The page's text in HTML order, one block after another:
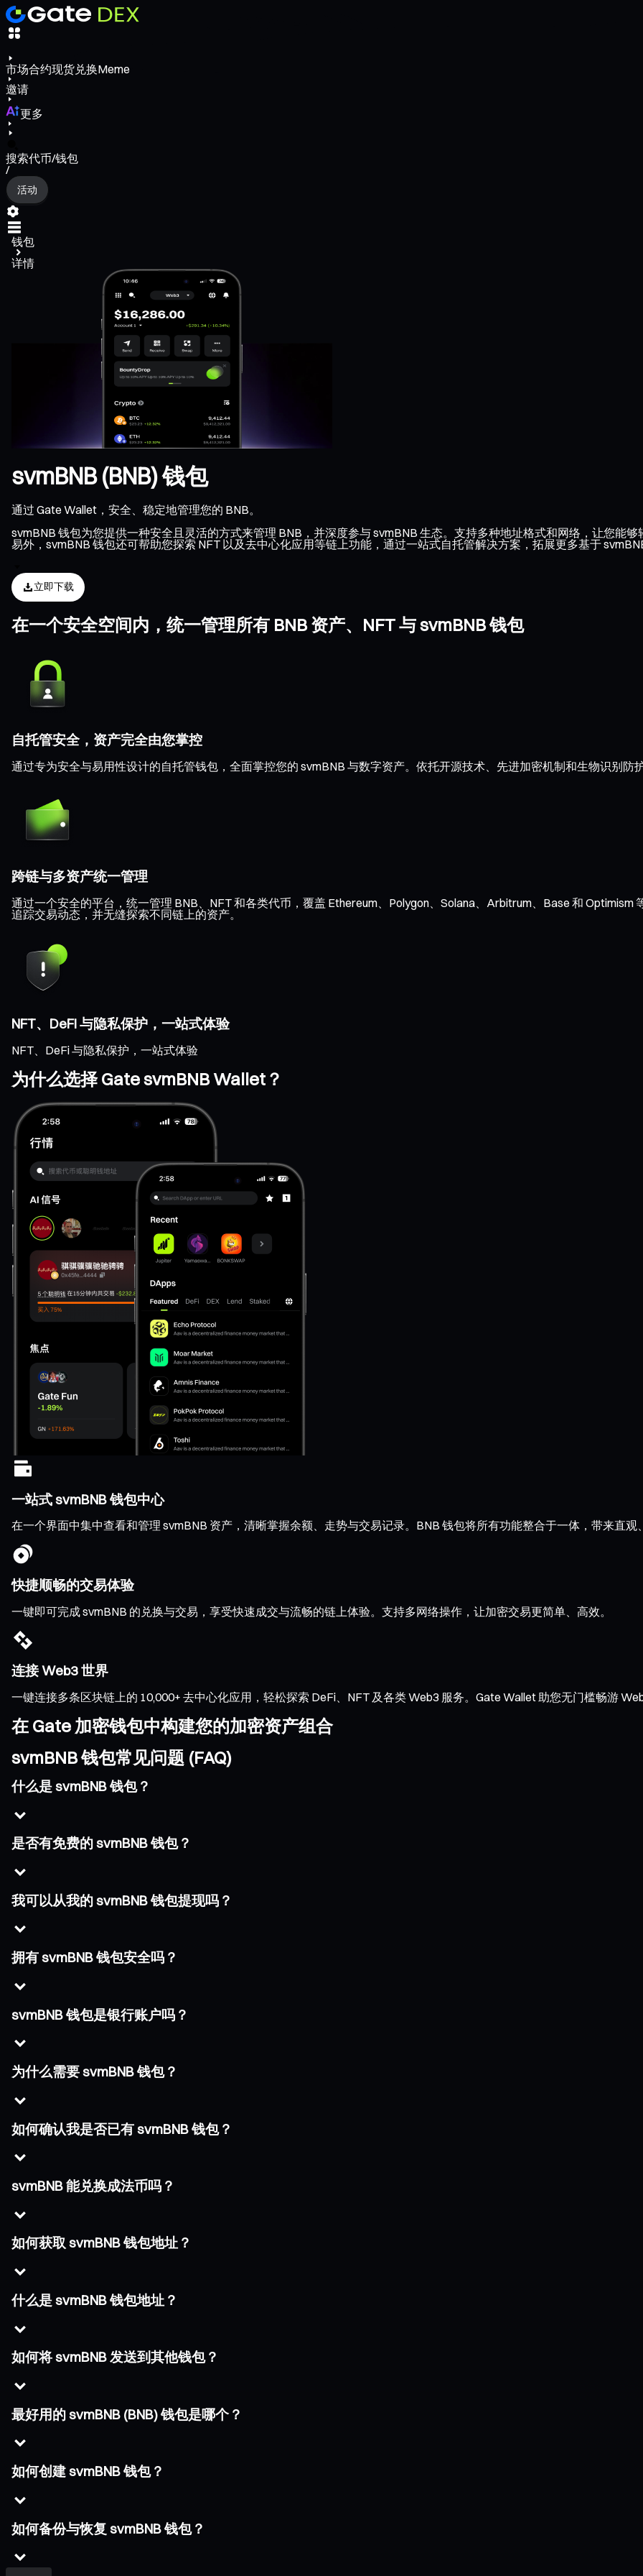
市场合约现货兑换Meme
邀请
更多
搜索代币/钱包
/
活动
钱包
详情
svmBNB (BNB) 钱包
通过 Gate Wallet，安全、稳定地管理您的 BNB。
svmBNB 钱包为您提供一种安全且灵活的方式来管理 BNB，并深度参与 svmBNB 生态。支持多种地址格式和网络，让您能
易外，svmBNB 钱包还可帮助您探索 NFT 以及去中心化应用等链上功能，通过一站式自托管解决方案，拓展更多基于
立即下载
在一个安全空间内，统一管理所有 BNB 资产、NFT 与 svmBNB 钱包
自托管安全，资产完全由您掌控
通过专为安全与易用性设计的自托管钱包，全面掌控您的 svmBNB 与数字资产。依托开源技术、先进加密机制和生物识别防
跨链与多资产统一管理
通过一个安全的平台，统一管理 BNB、NFT 和各类代币，覆盖 Ethereum、Polygon、Solana、Arbitrum、Base 和 Optimism
追踪交易动态，并无缝探索不同链上的资产。
NFT、DeFi 与隐私保护，一站式体验
NFT、DeFi 与隐私保护，一站式体验
为什么选择 Gate svmBNB Wallet？
一站式 svmBNB 钱包中心
在一个界面中集中查看和管理 svmBNB 资产，清晰掌握余额、走势与交易记录。BNB 钱包将所有功能整合于一体，带来直观
快捷顺畅的交易体验
一键即可完成 svmBNB 的兑换与交易，享受快速成交与流畅的链上体验。支持多网络操作，让加密交易更简单、高效。
连接 Web3 世界
一键连接多条区块链上的 10,000+ 去中心化应用，轻松探索 DeFi、NFT 及各类 Web3 服务。Gate Wallet 助您无门槛畅游
在 Gate 加密钱包中构建您的加密资产组合
svmBNB 钱包常见问题 (FAQ)
什么是 svmBNB 钱包？
是否有免费的 svmBNB 钱包？
我可以从我的 svmBNB 钱包提现吗？
拥有 svmBNB 钱包安全吗？
svmBNB 钱包是银行账户吗？
为什么需要 svmBNB 钱包？
如何确认我是否已有 svmBNB 钱包？
svmBNB 能兑换成法币吗？
如何获取 svmBNB 钱包地址？
什么是 svmBNB 钱包地址？
如何将 svmBNB 发送到其他钱包？
最好用的 svmBNB (BNB) 钱包是哪个？
如何创建 svmBNB 钱包？
如何备份与恢复 svmBNB 钱包？